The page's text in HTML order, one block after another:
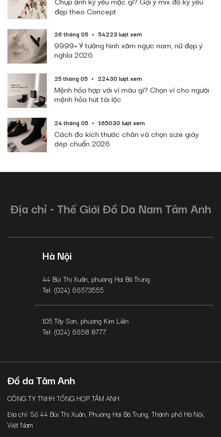
đẹp theo Concept
26 tháng 05 54223 lượt xem
9999+ Ý tưởng hình xăm ngực nam, nữ đẹp ý
nghĩa 2026
25 tháng 05 22430 lượt xem
Mệnh hỏa hợp với ví màu gì? Chọn ví cho người
mệnh hỏa hút tài lộc
24 tháng 05 165030 lượt xem
Cách đo kích thước chân và chọn size giày
dép chuẩn 2026
Địa chỉ - Thế Giới Đồ Da Nam Tâm Anh
Hà Nội
44 Bùi Thị Xuân, phường Hai Bà Trưng
Tel: (024) 66573555
105 Tây Sơn, phường Kim Liên
Tel: (024) 6658 8777
Đồ da Tâm Anh
CÔNG TY TNHH TỔNG HỢP TÂM ANH
Địa chỉ: Số 44 Bùi Thị Xuân, Phường Hai Bà Trưng, Thành phố Hà Nội,
Việt Nam